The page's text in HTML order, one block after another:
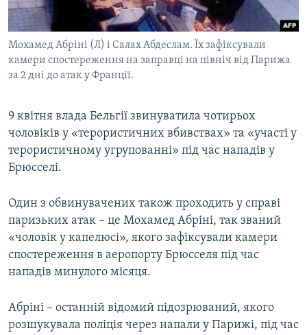
Мохамед Абріні (Л) і Салах Абдеслам. Їх зафіксували
камери спостереження на заправці на північ від Парижа
за 2 дні до атак у Франції.
9 квітня влада Бельгії звинуватила чотирьох
чоловіків у «терористичних вбивствах» та «участі у
терористичному угрупованні» під час нападів у
Брюсселі.
Один з обвинувачених також проходить у справі
паризьких атак – це Мохамед Абріні, так званий
«чоловік у капелюсі», якого зафіксували камери
спостереження в аеропорту Брюсселя під час
нападів минулого місяця.
Абріні – останній відомий підозрюваний, якого
розшукувала поліція через напали у Парижі, під час